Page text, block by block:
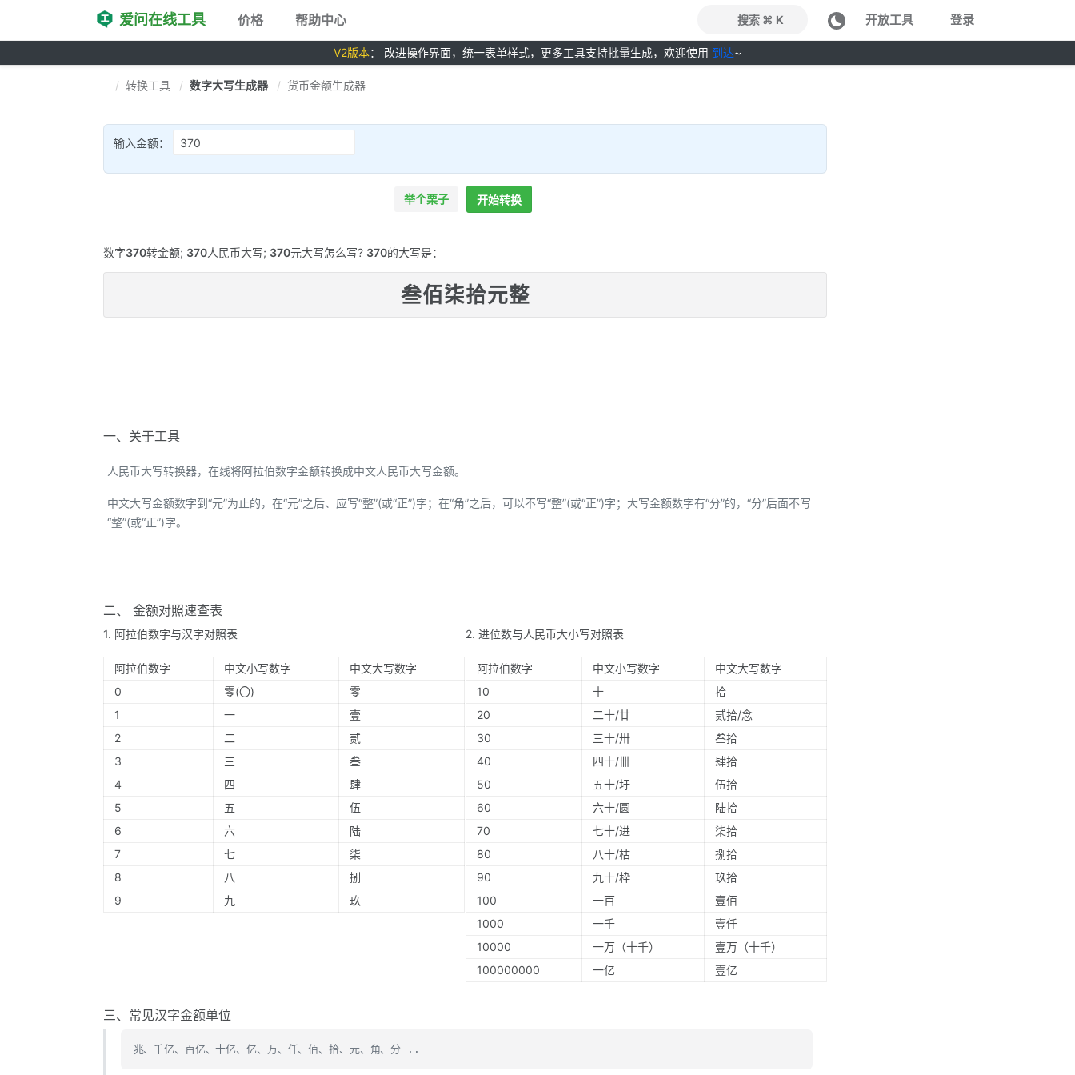
爱问在线工具 价格 帮助中心 搜索 ⌘ K 开放工具 登录
V2版本： 改进操作界面，统一表单样式，更多工具支持批量生成，欢迎使用 到达~
转换工具 数字大写生成器 货币金额生成器
输入金额：
举个栗子 开始转换
数字370转金额; 370人民币大写; 370元大写怎么写? 370的大写是：
叁佰柒拾元整
一、关于工具
人民币大写转换器，在线将阿拉伯数字金额转换成中文人民币大写金额。
中文大写金额数字到“元”为止的，在“元”之后、应写“整”(或“正”)字；在“角”之后，可以不写“整”(或“正”)字；大写金额数字有“分”的，“分”后面不写
“整”(或“正”)字。
二、 金额对照速查表
1. 阿拉伯数字与汉字对照表
阿拉伯数字 中文小写数字
中文大写数字
0
零(〇)
零
1
一
壹
2
二
贰
3
三
叁
4
四
肆
5
五
伍
6
六
陆
7
七
柒
8
八
捌
9
九 玖
2. 进位数与人民币大小写对照表
阿拉伯数字 中文小写数字
中文大写数字
10
十
拾
20
二十/廿
贰拾/念
30
三十/卅
叁拾
40
四十/卌
肆拾
50
五十/圩
伍拾
60
六十/圆
陆拾
70
七十/进
柒拾
80
八十/枯
捌拾
90
九十/枠
玖拾
100
一百
壹佰
1000
一千
壹仟
10000
一万（十千）
壹万（十千）
100000000
一亿 壹亿
三、常见汉字金额单位
兆、千亿、百亿、十亿、亿、万、仟、佰、拾、元、角、分 ..